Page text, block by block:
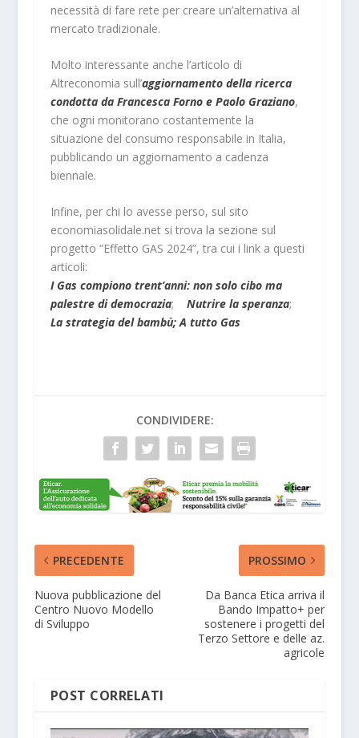
necessità di fare rete per creare un’alternativa al
mercato tradizionale.
Molto interessante anche l’articolo di
Altreconomia sull’aggiornamento della ricerca
condotta da Francesca Forno e Paolo Graziano,
che ogni monitorano costantemente la
situazione del consumo responsabile in Italia,
pubblicando un aggiornamento a cadenza
biennale.
Infine, per chi lo avesse perso, sul sito
economiasolidale.net si trova la sezione sul
progetto “Effetto GAS 2024”, tra cui i link a questi
articoli:
I Gas compiono trent’anni: non solo cibo ma
palestre di democrazia; Nutrire la speranza;
La strategia del bambù; A tutto Gas
CONDIVIDERE:
PRECEDENTE
Nuova pubblicazione del
Centro Nuovo Modello
di Sviluppo
PROSSIMO
Da Banca Etica arriva il
Bando Impatto+ per
sostenere i progetti del
Terzo Settore e delle az.
agricole
POST CORRELATI